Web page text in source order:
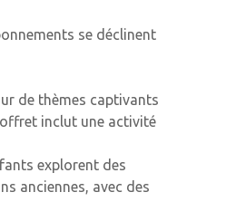
se déclinent
de thèmes captivants
inclut une activité
explorent des
anciennes, avec des